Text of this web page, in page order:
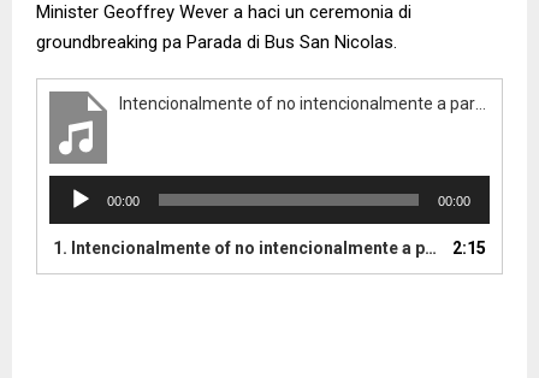
Minister Geoffrey Wever a haci un ceremonia di
groundbreaking pa Parada di Bus San Nicolas.
d
00:00 00:00
1. Intencionalmente of no intencionalmente a para ceremonia di groundbreaking pero pa arte di magia Minister Geoffrey wever den un Soledad a haci un ceremonia di groundbreaking na San Nicolas 2:15